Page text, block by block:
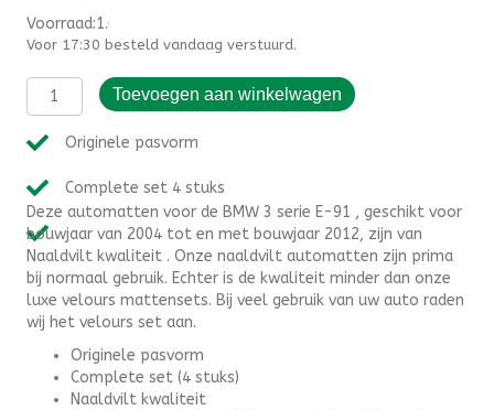
Voorraad:1.000000
Voor 17:30 besteld vandaag verstuurd.
Automatten
BMW
serie
(2004-
2012)
-
Naaldvilt
aantal
Toevoegen aan winkelwagen
Originele pasvorm
Complete set 4 stuks
Deze automatten voor de BMW 3 serie E-91 , geschikt voor
bouwjaar van 2004 tot en met bouwjaar 2012, zijn van
Naaldvilt kwaliteit . Onze naaldvilt automatten zijn prima
bij normaal gebruik. Echter is de kwaliteit minder dan onze
luxe velours mattensets. Bij veel gebruik van uw auto raden
wij het velours set aan.
Originele pasvorm
Complete set (4 stuks)
Naaldvilt kwaliteit